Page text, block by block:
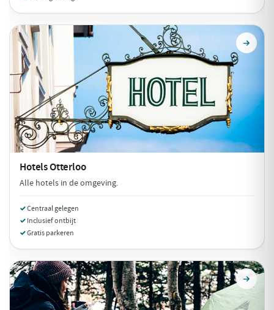
HotelsOtterloo
Alle hotels in de omgeving.
Centraal gelegen
Inclusief ontbijt
Gratis parkeren